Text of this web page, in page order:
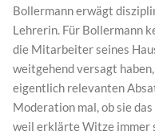
Bollermann erwägt
Lehrerin. Für Bollermann
die Mitarbeiter seines
weitgehend versagt
eigentlich relevanten
Moderation mal, ob sie
weil erklärte Witze immer